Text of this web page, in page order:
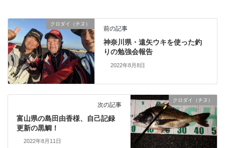
クロダイ（チヌ）
前の記事
神奈川県・遠矢ウキを使った釣
りの勉強会報告
2022年8月8日
クロダイ（チヌ）
次の記事
富山県の島田由香様、自己記録
更新の黒鯛！
2022年8月11日